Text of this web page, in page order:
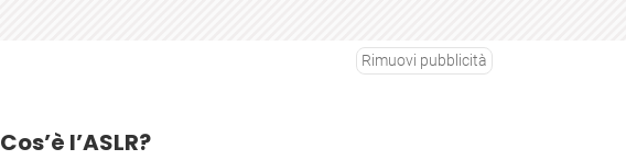
Rimuovi pubblicità
Cos’è l’ASLR?